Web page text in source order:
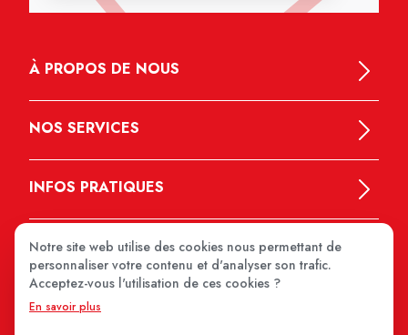
À PROPOS DE NOUS
NOS SERVICES
INFOS PRATIQUES
Notre site web utilise des cookies nous permettant de
personnaliser votre contenu et d'analyser son trafic.
Acceptez-vous l'utilisation de ces cookies ?
En savoir plus